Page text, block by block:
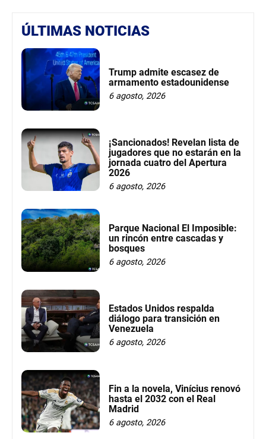
ÚLTIMAS NOTICIAS
Trump admite escasez de
armamento estadounidense
6 agosto, 2026
¡Sancionados! Revelan lista de
jugadores que no estarán en la
jornada cuatro del Apertura
2026
6 agosto, 2026
Parque Nacional El Imposible:
un rincón entre cascadas y
bosques
6 agosto, 2026
Estados Unidos respalda
diálogo para transición en
Venezuela
6 agosto, 2026
Fin a la novela, Vinícius renovó
hasta el 2032 con el Real
Madrid
6 agosto, 2026